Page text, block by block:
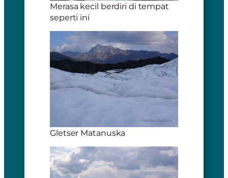
Merasa kecil berdiri di tempat
seperti ini
Gletser Matanuska